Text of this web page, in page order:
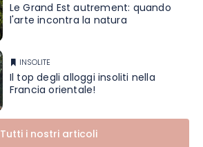
Le Grand Est autrement: quando
l'arte incontra la natura
INSOLITE
Il top degli alloggi insoliti nella
Francia orientale!
Tutti i nostri articoli